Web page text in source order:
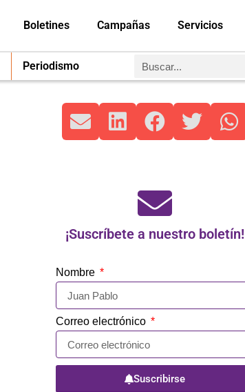
Boletines Campañas Servicios
Periodismo
¡Suscríbete a nuestro boletín!
Nombre
Correo electrónico
Suscribirse